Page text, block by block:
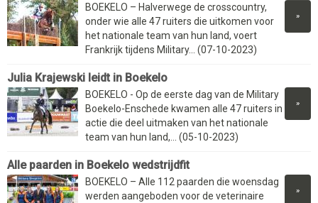
»
BOEKELO – Halverwege de crosscountry,
onder wie alle 47 ruiters die uitkomen voor
het nationale team van hun land, voert
Frankrijk tijdens Military... (07-10-2023)
Julia Krajewski leidt in Boekelo
»
BOEKELO - Op de eerste dag van de Military
Boekelo-Enschede kwamen alle 47 ruiters in
actie die deel uitmaken van het nationale
team van hun land,... (05-10-2023)
Alle paarden in Boekelo wedstrijdfit
»
BOEKELO – Alle 112 paarden die woensdag
werden aangeboden voor de veterinaire